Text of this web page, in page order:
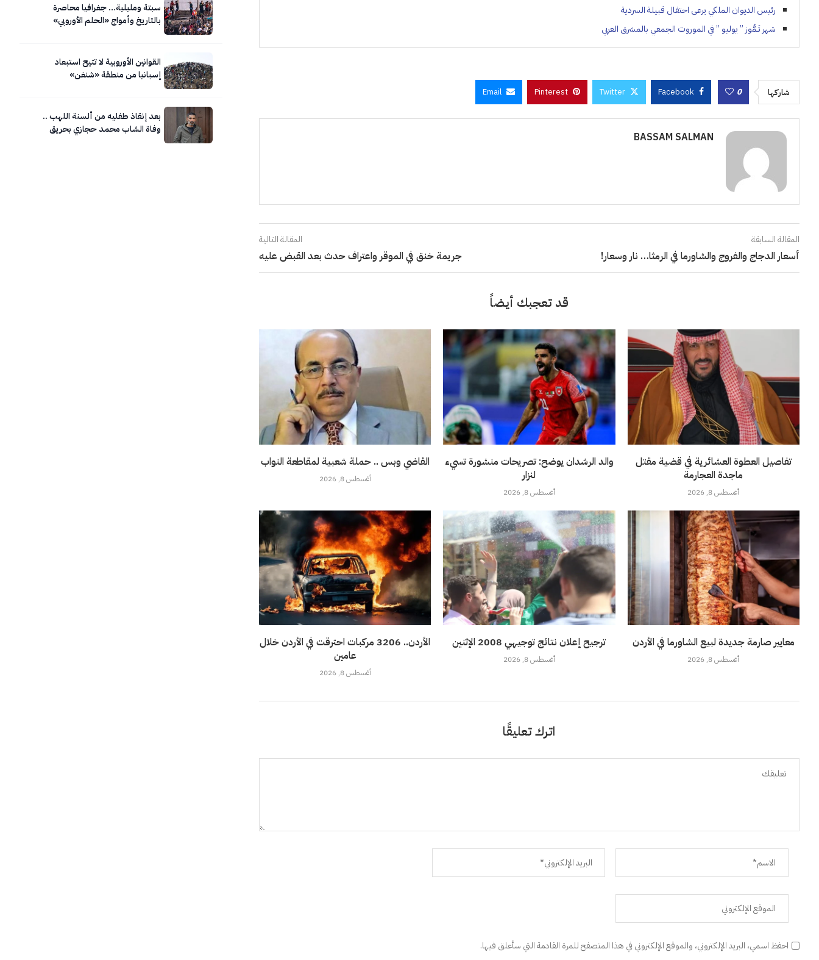
رئيس الديوان الملكي يرعى احتفال قبيلة السردية
شهر تَـمُّوز ” يوليو ” في الموروث الجمعي بالمشرق العربي
شاركها 0
Facebook
Twitter
Pinterest
Email
BASSAM SALMAN
المقالة السابقة
أسعار الدجاج والفروج والشاورما في الرمثا… نار وسعار!
المقالة التالية
جريمة خنق في الموقر واعتراف حدث بعد القبض عليه
قد تعجبك أيضاً
القاضي وبس .. حملة شعبية لمقاطعة النواب
أغسطس 8, 2026
والد الرشدان يوضح: تصريحات منشورة تسيء
لنزار
أغسطس 8, 2026
تفاصيل العطوة العشائرية في قضية مقتل
ماجدة العجارمة
أغسطس 8, 2026
الأردن.. 3206 مركبات احترقت في الأردن خلال
عامين
أغسطس 8, 2026
ترجيح إعلان نتائج توجيهي 2008 الإثنين
أغسطس 8, 2026
معايير صارمة جديدة لبيع الشاورما في الأردن
أغسطس 8, 2026
اترك تعليقًا
احفظ اسمي، البريد الإلكتروني، والموقع الإلكتروني في هذا المتصفح للمرة القادمة التي سأعلق فيها.
سبتة ومليلية… جغرافيا محاصرة
بالتاريخ وأمواج «الحلم الأوروبي»
القوانين الأوروبية لا تتيح استبعاد
إسبانيا من منطقة «شنغن»
بعد إنقاذ طفليه من ألسنة اللهب ..
وفاة الشاب محمد حجازي بحريق